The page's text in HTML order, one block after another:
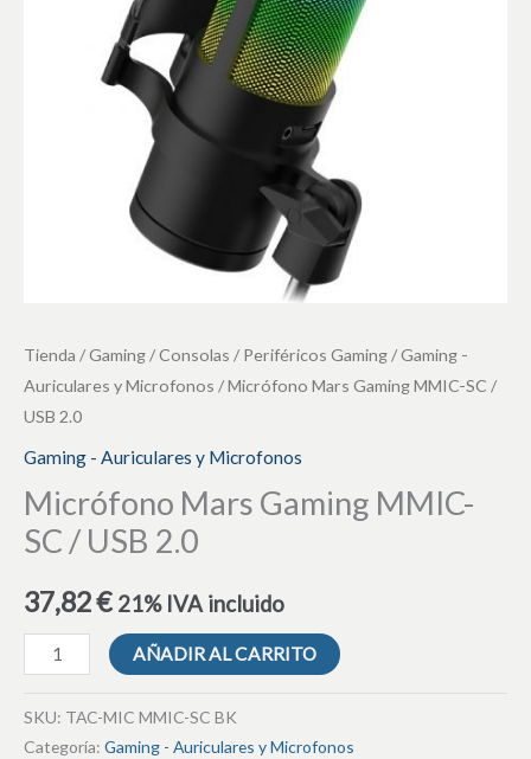
Tienda /Gaming / Consolas /Periféricos Gaming/Gaming -
Auriculares y Microfonos / Micrófono Mars Gaming MMIC-SC /
USB 2.0
Gaming - Auriculares y Microfonos
Micrófono Mars Gaming MMIC-
SC / USB 2.0
37,82€ 21% IVA incluido
AÑADIR AL CARRITO
SKU: TAC-MIC MMIC-SC BK
Categoría: Gaming - Auriculares y Microfonos